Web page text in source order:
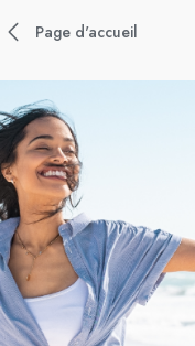
Page d'accueil